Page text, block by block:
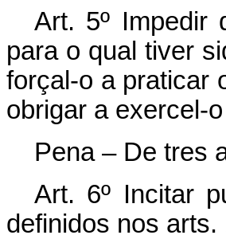
Art. 5º Impedir
para o qual tiver
forçal-o a praticar
obrigar a exercel-
Pena – De tres
Art. 6º Incitar
definidos nos arts.